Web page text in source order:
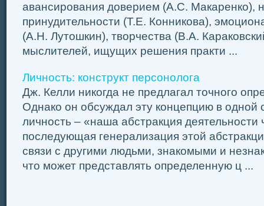
авансирования доверием (А.С. Макаренко),
принудительности (Т.Е. Конникова),
(А.Н. Лутошкин), творчества (В.А.
мыслителей, ищущих решения практи ...
Личность: конструкт персонолога
Дж. Келли никогда не предлагал точного
Однако он обсуждал эту концепцию в одной
личность – «наша абстракция деятельности
последующая генерализация этой
связи с другими людьми, знакомыми и
что может представлять определенную ц ...